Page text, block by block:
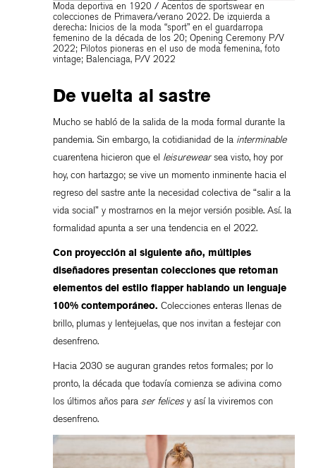
Moda deportiva en 1920 / Acentos de sportswear en
colecciones de Primavera/verano 2022. De izquierda a
derecha: Inicios de la moda “sport” en el guardarropa
femenino de la década de los 20; Opening Ceremony P/V
2022; Pilotos pioneras en el uso de moda femenina, foto
vintage; Balenciaga, P/V 2022
De vuelta al sastre
Mucho se habló de la salida de la moda formal durante la
pandemia. Sin embargo, la cotidianidad de la interminable
cuarentena hicieron que el leisurewearsea visto, hoy por
hoy, con hartazgo; se vive un momento inminente hacia el
regreso del sastre ante la necesidad colectiva de “salir a la
vida social” y mostrarnos en la mejor versión posible. Así. la
formalidad apunta a ser una tendencia en el 2022.
Con proyección al siguiente año, múltiples
diseñadores presentan colecciones que retoman
elementos del estilo flapper hablando un lenguaje
100% contemporáneo. Colecciones enteras llenas de
brillo, plumas y lentejuelas, que nos invitan a festejar con
desenfreno.
Hacia 2030 se auguran grandes retos formales; por lo
pronto, la década que todavía comienza se adivina como
los últimos años paraser felicesy así la viviremos con
desenfreno.